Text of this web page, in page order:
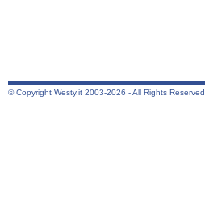
© Copyright Westy.it 2003-2026 - All Rights Reserved